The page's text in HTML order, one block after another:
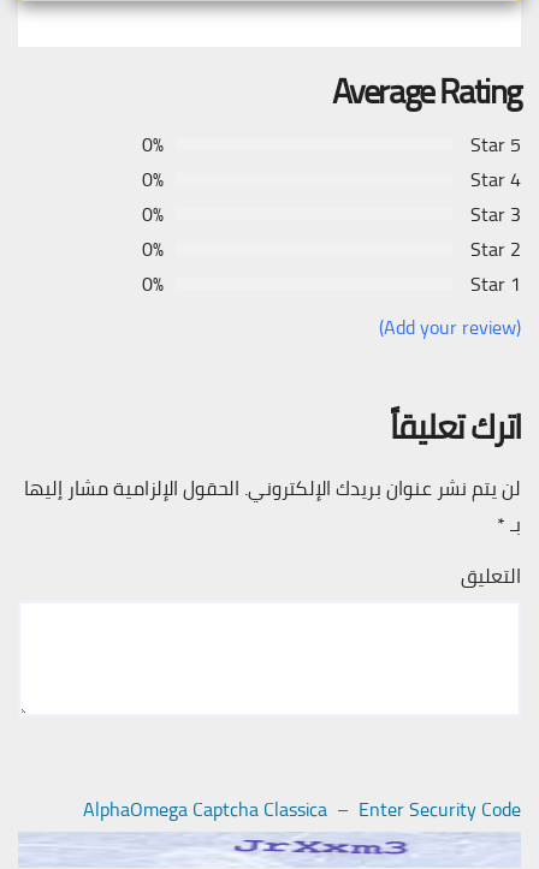
Average Rating
5 Star
0%
4 Star
0%
3 Star
0%
2 Star
0%
1 Star
0%
(Add your review)
اترك تعليقاً
لن يتم نشر عنوان بريدك الإلكتروني. الحقول الإلزامية مشار إليها
بـ*
التعليق
AlphaOmega Captcha Classica – Enter Security Code